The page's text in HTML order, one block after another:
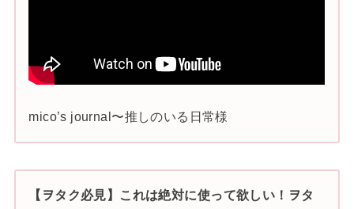
mico’s journal〜推しのいる日常様
【ヲタク必見】これは絶対に使って欲しい！ヲタ